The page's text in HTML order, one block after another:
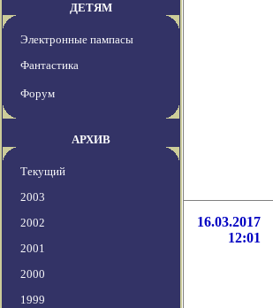
ДЕТЯМ
Электронные пампасы
Фантастика
Форум
АРХИВ
Текущий
2003
2002
2001
2000
1999
16.03.2017
12:01